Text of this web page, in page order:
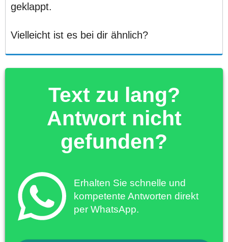
geklappt.
Vielleicht ist es bei dir ähnlich?
Text zu lang?
Antwort nicht
gefunden?
Erhalten Sie schnelle und
kompetente Antworten direkt
per WhatsApp.